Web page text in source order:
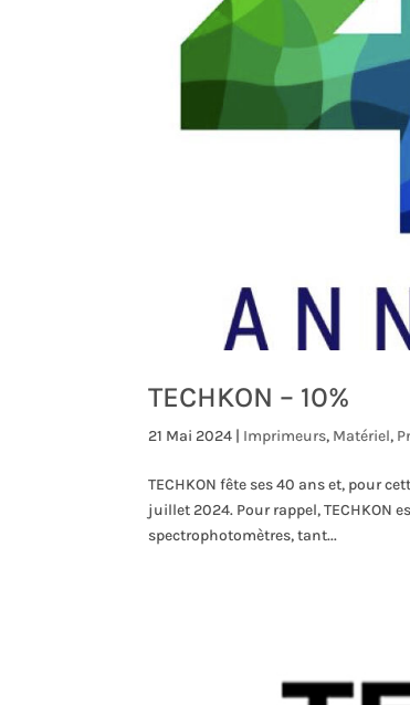
TECHKON – 10%
21 Mai 2024 | Imprimeurs, Matériel,
TECHKON fête ses 40 ans et, pour
juillet 2024. Pour rappel, TECHKON
spectrophotomètres, tant...